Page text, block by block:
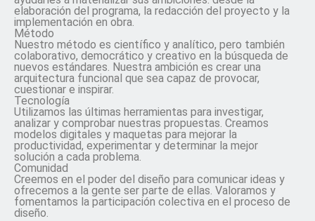
elaboración del programa, la redacción del proyecto y la
implementación en obra.
Método
Nuestro método es científico y analítico, pero también
colaborativo, democrático y creativo en la búsqueda de
nuevos estándares. Nuestra ambición es crear una
arquitectura funcional que sea capaz de provocar,
cuestionar e inspirar.
Tecnología
Utilizamos las últimas herramientas para investigar,
analizar y comprobar nuestras propuestas. Creamos
modelos digitales y maquetas para mejorar la
productividad, experimentar y determinar la mejor
solución a cada problema.
Comunidad
Creemos en el poder del diseño para comunicar ideas y
ofrecemos a la gente ser parte de ellas. Valoramos y
fomentamos la participación colectiva en el proceso de
diseño.